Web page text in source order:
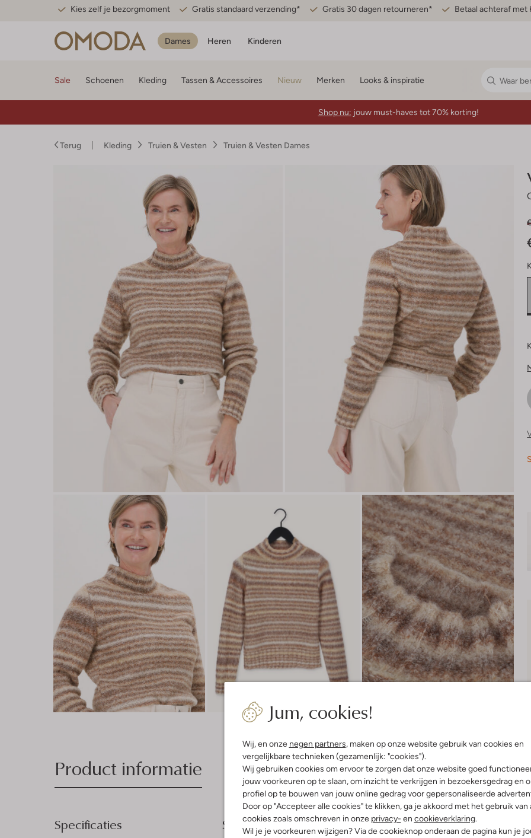
Kies zelf je bezorgmoment Gratis standaard verzending* Gratis 30 dagen retourneren* Betaal achteraf met
Dames Heren Kinderen
Jum, cookies!
Wij, en onze negen partners, maken op onze website gebruik van cookies en
vergelijkbare technieken (gezamenlijk: "cookies").
Wij gebruiken cookies om ervoor te zorgen dat onze website goed
jouw voorkeuren op te slaan, om inzicht te verkrijgen in bezoekersgedrag en
profiel op te bouwen van jouw online gedrag voor gepersonaliseerde
Door op "Accepteer alle cookies" te klikken, ga je akkoord met het gebruik van
cookies zoals omschreven in onze privacy- en cookieverklaring.
Wil je je voorkeuren wijzigen? Via de cookieknop onderaan de pagina kun je
Sale Schoenen Kleding Tassen & Accessoires Nieuw Merken Looks & inspiratie
Shop nu: jouw must-haves tot 70% korting!
Terug Kleding Truien & Vesten Truien & Vesten Dames
Product informatie Bezorgen & retourneren
Specificaties Samenstelling & Pasvorm Wasvoorschriften